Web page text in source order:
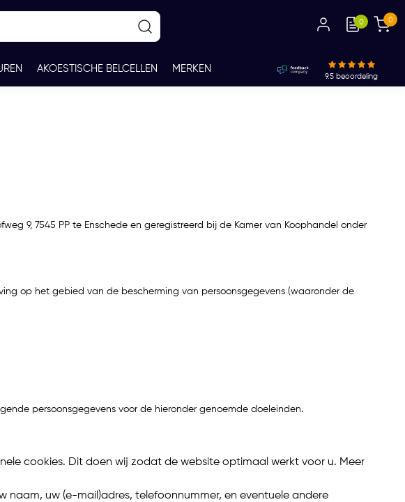
0 0
AKOESTISCHE BELCELLEN MERKEN
9.5 beoordeling
9, 7545 PP te Enschede en geregistreerd bij de Kamer van Koophandel onder
op het gebied van de bescherming van persoonsgegevens (waaronder de
persoonsgegevens voor de hieronder genoemde doeleinden.
cookies. Dit doen wij zodat de website optimaal werkt voor u. Meer
uw (e-mail)adres, telefoonnummer, en eventuele andere